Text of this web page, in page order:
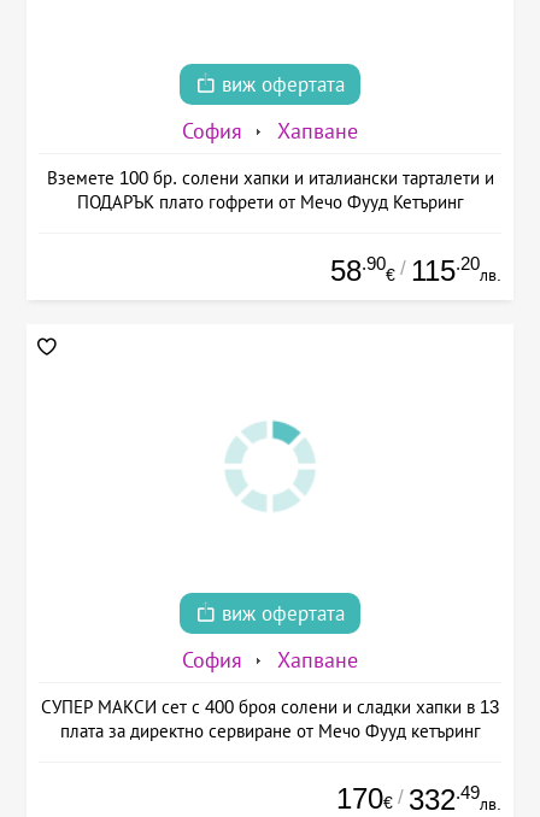
виж офертата
София Хапване
Вземете 100 бр. солени хапки и италиански тарталети и
ПОДАРЪК плато гофрети от Мечо Фууд Кетъринг
58.90
€ / 115.20
лв.
виж офертата
София Хапване
СУПЕР МАКСИ сет с 400 броя солени и сладки хапки в 13
плата за директно сервиране от Мечо Фууд кетъринг
170€ / 332.49
лв.